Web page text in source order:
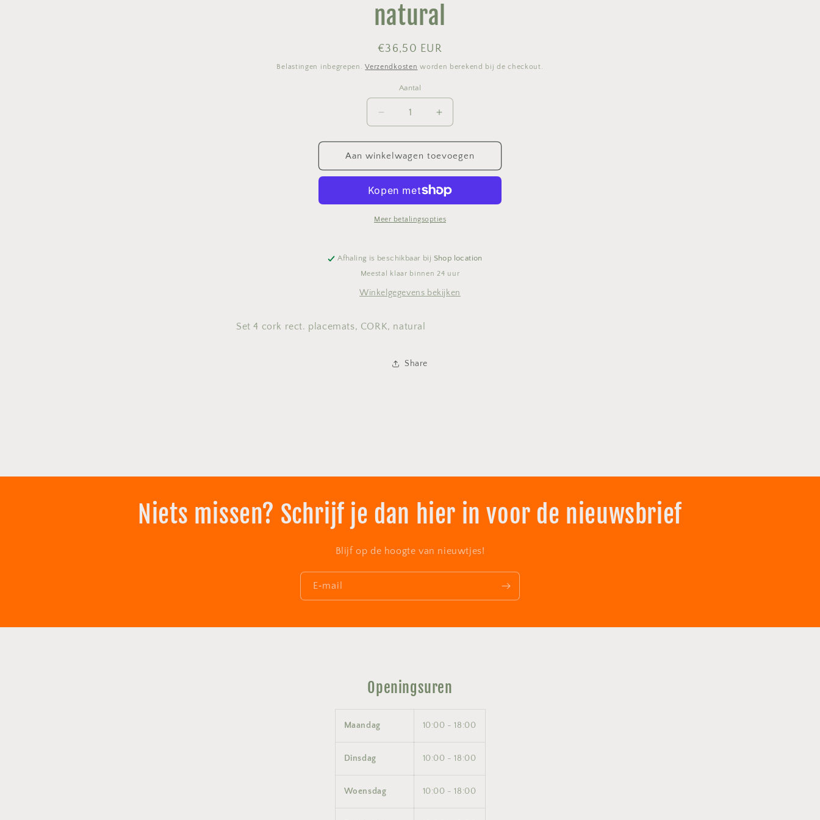
natural
Normale
prijs
€36,50 EUR
Belastingen inbegrepen.Verzendkosten worden berekend bij de checkout.
Aantal
Aantal
Aantal
verlagen
voor
Set
4
rect.
placemats,
CORK,
Aantal
verhogen
voor
Set
4
rect.
placemats,
CORK,
Aan winkelwagen toevoegen
Meer betalingsopties
Afhaling is beschikbaar bij Shop location
Meestal klaar binnen 24 uur
Winkelgegevens bekijken
Set 4 cork rect. placemats, CORK, natural
Share
Niets missen? Schrijf je dan hier in voor de nieuwsbrief
Blijf op de hoogte van nieuwtjes!
E‑mail
Openingsuren
Maandag 10:00 - 18:00
Dinsdag 10:00 - 18:00
Woensdag 10:00 - 18:00